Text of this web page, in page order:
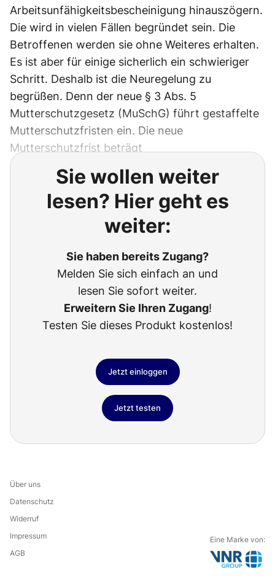
Arbeitsunfähigkeitsbescheinigung hinauszögern.
Die wird in vielen Fällen begründet sein. Die
Betroffenen werden sie ohne Weiteres erhalten.
Es ist aber für einige sicherlich ein schwieriger
Schritt. Deshalb ist die Neuregelung zu
begrüßen. Denn der neue § 3 Abs. 5
Mutterschutzgesetz (MuSchG) führt gestaffelte
Mutterschutzfristen ein. Die neue
Mutterschutzfrist beträgt
Sie wollen weiter
lesen? Hier geht es
weiter:
Sie haben bereits Zugang?
Melden Sie sich einfach an und
lesen Sie sofort weiter.
Erweitern Sie Ihren Zugang!
Testen Sie dieses Produkt kostenlos!
Jetzt einloggen
Jetzt testen
Über uns
Datenschutz
Widerruf
Impressum
AGB
Eine Marke von: